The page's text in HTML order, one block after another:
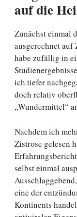
auf die
Zunächst einmal
ausgerechnet
habe zufällig in
ich tiefer
doch relativ
„Wundermittel“
Nachdem ich
Zistrose gelesen
selbst einmal
eine der
Kontinents